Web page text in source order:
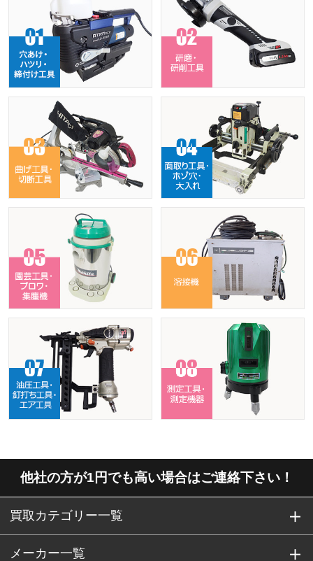
他社の方が1円でも高い場合はご連絡下さい！
買取カテゴリー一覧
メーカー一覧